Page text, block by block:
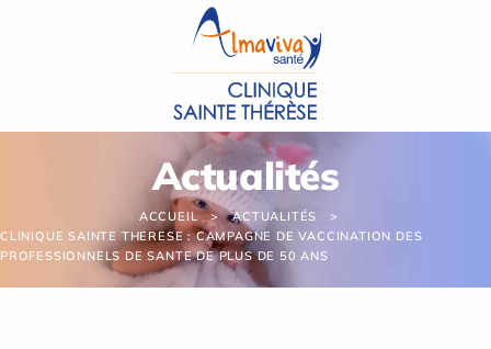
Actualités
ACCUEIL
ACTUALITÉS
CLINIQUE SAINTE THERESE : CAMPAGNE DE VACCINATION DES
PROFESSIONNELS DE SANTE DE PLUS DE 50 ANS
Panneau de gestion des cookies